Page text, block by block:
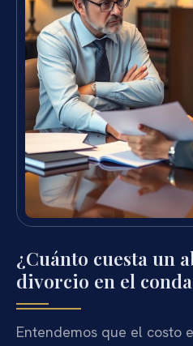
¿Cuánto cuesta un
divorcio en el
Entendemos que el costo